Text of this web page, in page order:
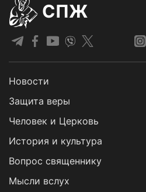
СПЖ
Новости
Защита веры
Человек и Церковь
История и культура
Вопрос священнику
Мысли вслух